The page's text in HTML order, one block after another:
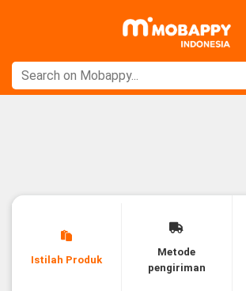
Istilah Produk
Metode
pengiriman